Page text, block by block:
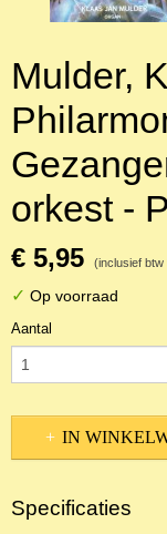
Mulder,
orkest -
€ 5,95 (inclusief btw
✓ Op voorraad
Aantal
IN
Specificaties